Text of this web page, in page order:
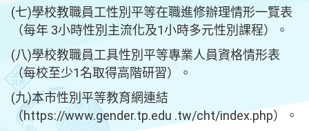
(七)學校教職員工性別平等在職進修辦理情形一覽表
（每年 3小時性別主流化及1小時多元性別課程）。
(八)學校教職員工具性別平等專業人員資格情形表
（每校至少1名取得高階研習）。
(九)本市性別平等教育網連結
（https://www.gender.tp.edu .tw/cht/index.php）。